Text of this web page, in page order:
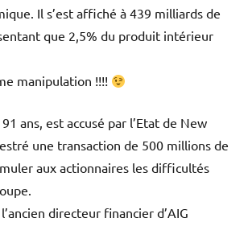
Il s’est affiché à 439 milliards de
que 2,5% du produit intérieur
manipulation !!!!
ans, est accusé par l’Etat de New
une transaction de 500 millions de
aux actionnaires les difficultés
directeur financier d’AIG